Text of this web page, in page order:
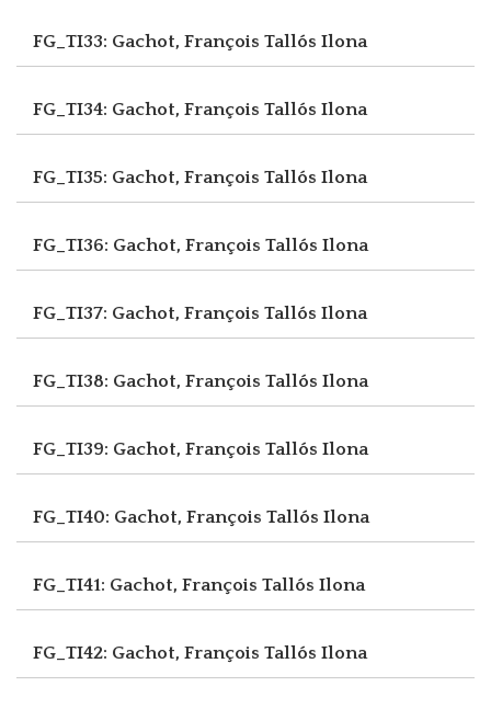
FG_TI33: Gachot, François Tallós Ilona
FG_TI34: Gachot, François Tallós Ilona
FG_TI35: Gachot, François Tallós Ilona
FG_TI36: Gachot, François Tallós Ilona
FG_TI37: Gachot, François Tallós Ilona
FG_TI38: Gachot, François Tallós Ilona
FG_TI39: Gachot, François Tallós Ilona
FG_TI40: Gachot, François Tallós Ilona
FG_TI41: Gachot, François Tallós Ilona
FG_TI42: Gachot, François Tallós Ilona